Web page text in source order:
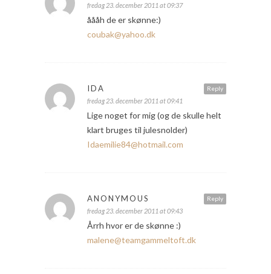
fredag 23. december 2011 at 09:37
åååh de er skønne:)
coubak@yahoo.dk
Reply
IDA
fredag 23. december 2011 at 09:41
Lige noget for mig (og de skulle helt
klart bruges til julesnolder)
Idaemilie84@hotmail.com
Reply
ANONYMOUS
fredag 23. december 2011 at 09:43
Årrh hvor er de skønne :)
malene@teamgammeltoft.dk